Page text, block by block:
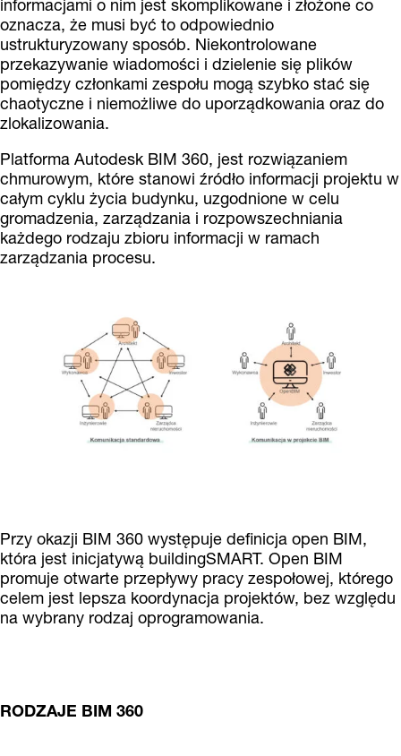
informacjami o nim jest skomplikowane i złożone co
oznacza, że musi być to odpowiednio
ustrukturyzowany sposób. Niekontrolowane
przekazywanie wiadomości i dzielenie się plików
pomiędzy członkami zespołu mogą szybko stać się
chaotyczne i niemożliwe do uporządkowania oraz do
zlokalizowania.
Platforma Autodesk BIM 360, jest rozwiązaniem
chmurowym, które stanowi źródło informacji projektu w
całym cyklu życia budynku, uzgodnione w celu
gromadzenia, zarządzania i rozpowszechniania
każdego rodzaju zbioru informacji w ramach
zarządzania procesu.
Przy okazji BIM 360 występuje definicja open BIM,
która jest inicjatywą buildingSMART. Open BIM
promuje otwarte przepływy pracy zespołowej, którego
celem jest lepsza koordynacja projektów, bez względu
na wybrany rodzaj oprogramowania.
RODZAJE BIM 360